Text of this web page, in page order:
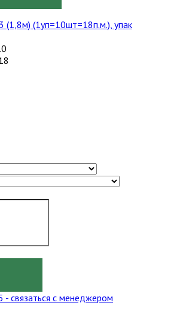
- связаться с менеджером